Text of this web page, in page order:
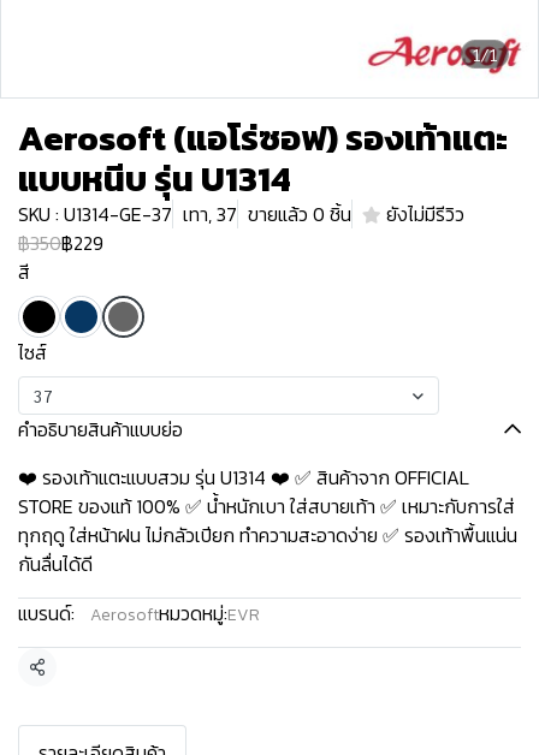
1/1
Aerosoft (แอโร่ซอฟ) รองเท้าแตะ
แบบหนีบ รุ่น U1314
SKU : U1314-GE-37 เทา, 37 ขายแล้ว 0 ชิ้น
ยังไม่มีรีวิว
฿350฿229
สี
ไซส์
37
คำอธิบายสินค้าแบบย่อ
❤️ รองเท้าแตะแบบสวม รุ่น U1314 ❤️ ✅ สินค้าจาก OFFICIAL
STORE ของแท้ 100% ✅ น้ำหนักเบา ใส่สบายเท้า ✅ เหมาะกับการใส่
ทุกฤดู ใส่หน้าฝน ไม่กลัวเปียก ทำความสะอาดง่าย ✅ รองเท้าพื้นแน่น
กันลื่นได้ดี
แบรนด์:
Aerosoftหมวดหมู่:EVR
แชร์